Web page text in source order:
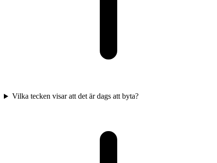
Vilka tecken visar att det är dags att byta?